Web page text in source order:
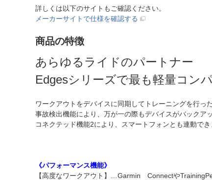
詳しくは以下のサイトもご確認ください。
メーカーサイトで仕様を確認する
商品の特徴
あらゆるライドのパートナー
Edgesシリーズで最も軽量コン
ワークアウトをデバイスに同期してトレーニングを行っ
事故検出機能により、万が一の際もデバイスがバックアッ
コネクテッド機能2により、スマートフォンとも連動で
《パフォーマンス機能》
【高度なワークアウト】…Garmin Connectや